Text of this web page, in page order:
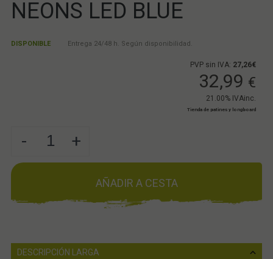
NEONS LED BLUE
DISPONIBLE Entrega 24/48 h. Según disponibilidad.
PVP sin IVA: 27,26€
32,99 €
21.00% IVAinc.
Tienda de patines y longboard
- +
AÑADIR A CESTA
DESCRIPCIÓN LARGA